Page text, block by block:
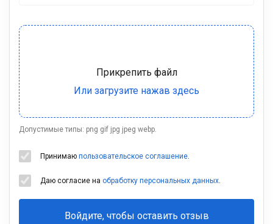
Допустимые типы: png gif jpg jpeg webp.
Принимаю пользовательское соглашение.
Даю согласие на обработку персональных данных.
Войдите, чтобы оставить отзыв